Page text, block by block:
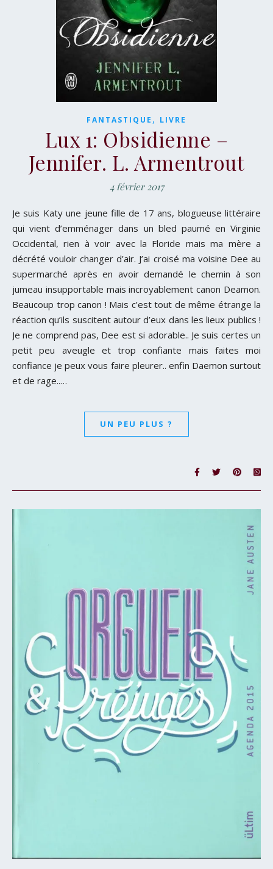
FANTASTIQUE , LIVRE
Lux 1: Obsidienne –
Jennifer. L. Armentrout
4 février 2017
Je suis Katy une jeune fille de 17 ans, blogueuse littéraire
qui vient d’emménager dans un bled paumé en Virginie
Occidental, rien à voir avec la Floride mais ma mère a
décrété vouloir changer d’air. J’ai croisé ma voisine Dee au
supermarché après en avoir demandé le chemin à son
jumeau insupportable mais incroyablement canon Deamon.
Beaucoup trop canon ! Mais c’est tout de même étrange la
réaction qu’ils suscitent autour d’eux dans les lieux publics !
Je ne comprend pas, Dee est si adorable.. Je suis certes un
petit peu aveugle et trop confiante mais faites moi
confiance je peux vous faire pleurer.. enfin Daemon surtout
et de rage..…
UN PEU PLUS ?